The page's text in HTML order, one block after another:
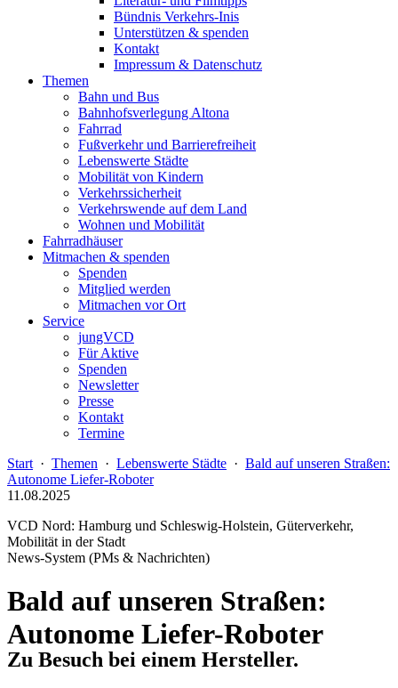
Bündnis Verkehrs-Inis
Unterstützen & spenden
Kontakt
Impressum & Datenschutz
Themen
Bahn und Bus
Bahnhofsverlegung Altona
Fahrrad
Fußverkehr und Barrierefreiheit
Lebenswerte Städte
Mobilität von Kindern
Verkehrssicherheit
Verkehrswende auf dem Land
Wohnen und Mobilität
Fahrradhäuser
Mitmachen & spenden
Spenden
Mitglied werden
Mitmachen vor Ort
Service
jungVCD
Für Aktive
Spenden
Newsletter
Presse
Kontakt
Termine
Start · Themen · Lebenswerte Städte · Bald auf unseren Straßen:
Autonome Liefer-Roboter
11.08.2025
VCD Nord: Hamburg und Schleswig-Holstein, Güterverkehr,
Mobilität in der Stadt
News-System (PMs & Nachrichten)
Bald auf unseren Straßen:
Autonome Liefer-Roboter
Zu Besuch bei einem Hersteller.